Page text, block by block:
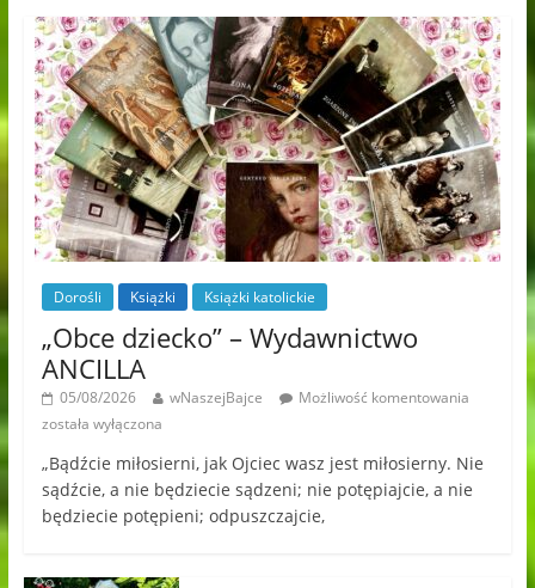
Dorośli Książki Książki katolickie
„Obce dziecko” – Wydawnictwo
ANCILLA
05/08/2026 wNaszejBajce
Możliwość komentowania
została wyłączona
„Bądźcie miłosierni, jak Ojciec wasz jest miłosierny. Nie
sądźcie, a nie będziecie sądzeni; nie potępiajcie, a nie
będziecie potępieni; odpuszczajcie,